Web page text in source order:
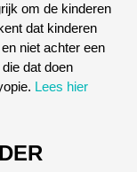
om de kinderen
dat kinderen
niet achter een
dat doen
Lees hier